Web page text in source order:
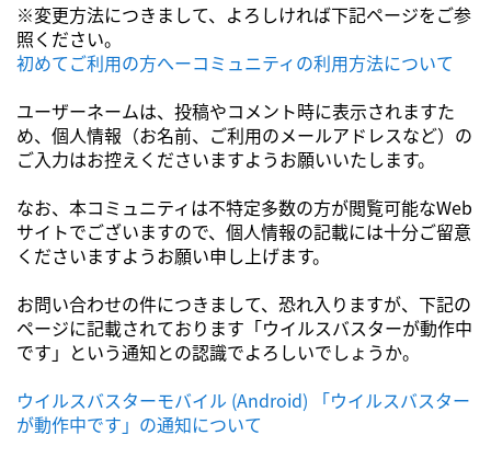
※変更方法につきまして、よろしければ下記ページをご参
照ください。
初めてご利用の方へーコミュニティの利用方法について
ユーザーネームは、投稿やコメント時に表示されますた
め、個人情報（お名前、ご利用のメールアドレスなど）の
ご入力はお控えくださいますようお願いいたします。
なお、本コミュニティは不特定多数の方が閲覧可能なWeb
サイトでございますので、個人情報の記載には十分ご留意
くださいますようお願い申し上げます。
お問い合わせの件につきまして、恐れ入りますが、下記の
ページに記載されております「ウイルスバスターが動作中
です」という通知との認識でよろしいでしょうか。
ウイルスバスターモバイル (Android) 「ウイルスバスター
が動作中です」の通知について